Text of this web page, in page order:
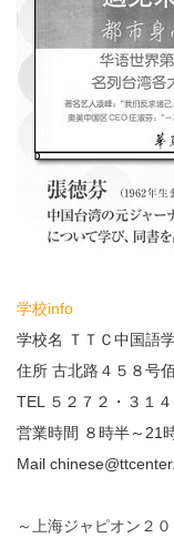
学校info
学校名 ＴＴＣ中国語
住所 古北路４５８号
TEL ５２７２・３１４
営業時間 ８時半～21
Mail
～上海ジャピオン２